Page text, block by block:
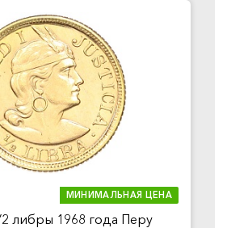
МИНИМАЛЬНАЯ ЦЕНА
либры 1968 года Перу